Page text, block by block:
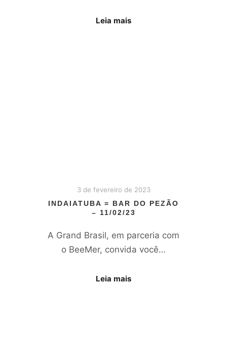
Leia mais
3 de fevereiro de 2023
INDAIATUBA = BAR DO PEZÃO
– 11/02/23
A Grand Brasil, em parceria com
o BeeMer, convida você…
Leia mais